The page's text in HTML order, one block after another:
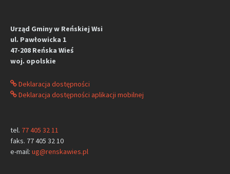
Urząd Gminy w Reńskiej Wsi
ul. Pawłowicka 1
47-208 Reńska Wieś
woj. opolskie
Deklaracja dostępności
Deklaracja dostępności aplikacji mobilnej
tel. 77 405 32 11
faks. 77 405 32 10
e-mail: ug@renskawies.pl